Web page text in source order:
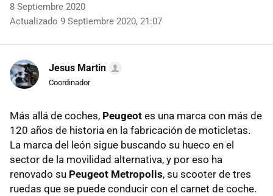
8 Septiembre 2020
Actualizado 9 Septiembre 2020, 21:07
Jesus Martin
Coordinador
Más allá de coches, Peugeot es una marca con más de
120 años de historia en la fabricación de moticletas.
La marca del león sigue buscando su hueco en el
sector de la movilidad alternativa, y por eso ha
renovado su Peugeot Metropolis, su scooter de tres
ruedas que se puede conducir con el carnet de coche.